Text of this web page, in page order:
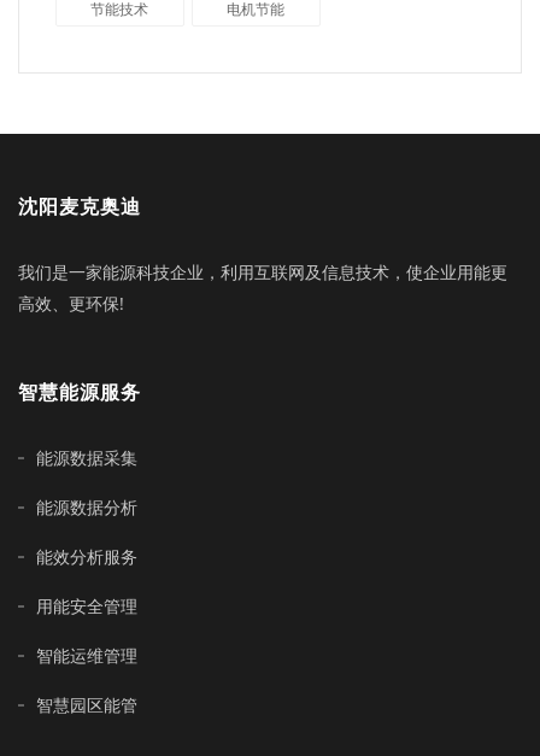
节能技术 电机节能
沈阳麦克奥迪
我们是一家能源科技企业，利用互联网及信息技术，使企业用能更
高效、更环保!
智慧能源服务
能源数据采集
能源数据分析
能效分析服务
用能安全管理
智能运维管理
智慧园区能管